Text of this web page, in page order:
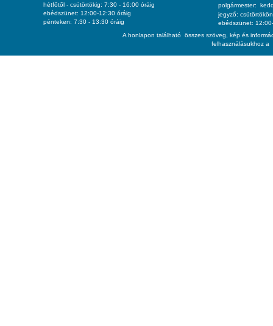
A honlapon található összes szöveg, kép és
felhasználásukhoz a
hétfőtől - csütörtökig: 7:30 - 16:00 óráig
ebédszünet: 12:00-12:30 óráig
pénteken: 7:30 - 13:30 óráig
polgármester:
jegyző: csütörtökön
ebédszünet: